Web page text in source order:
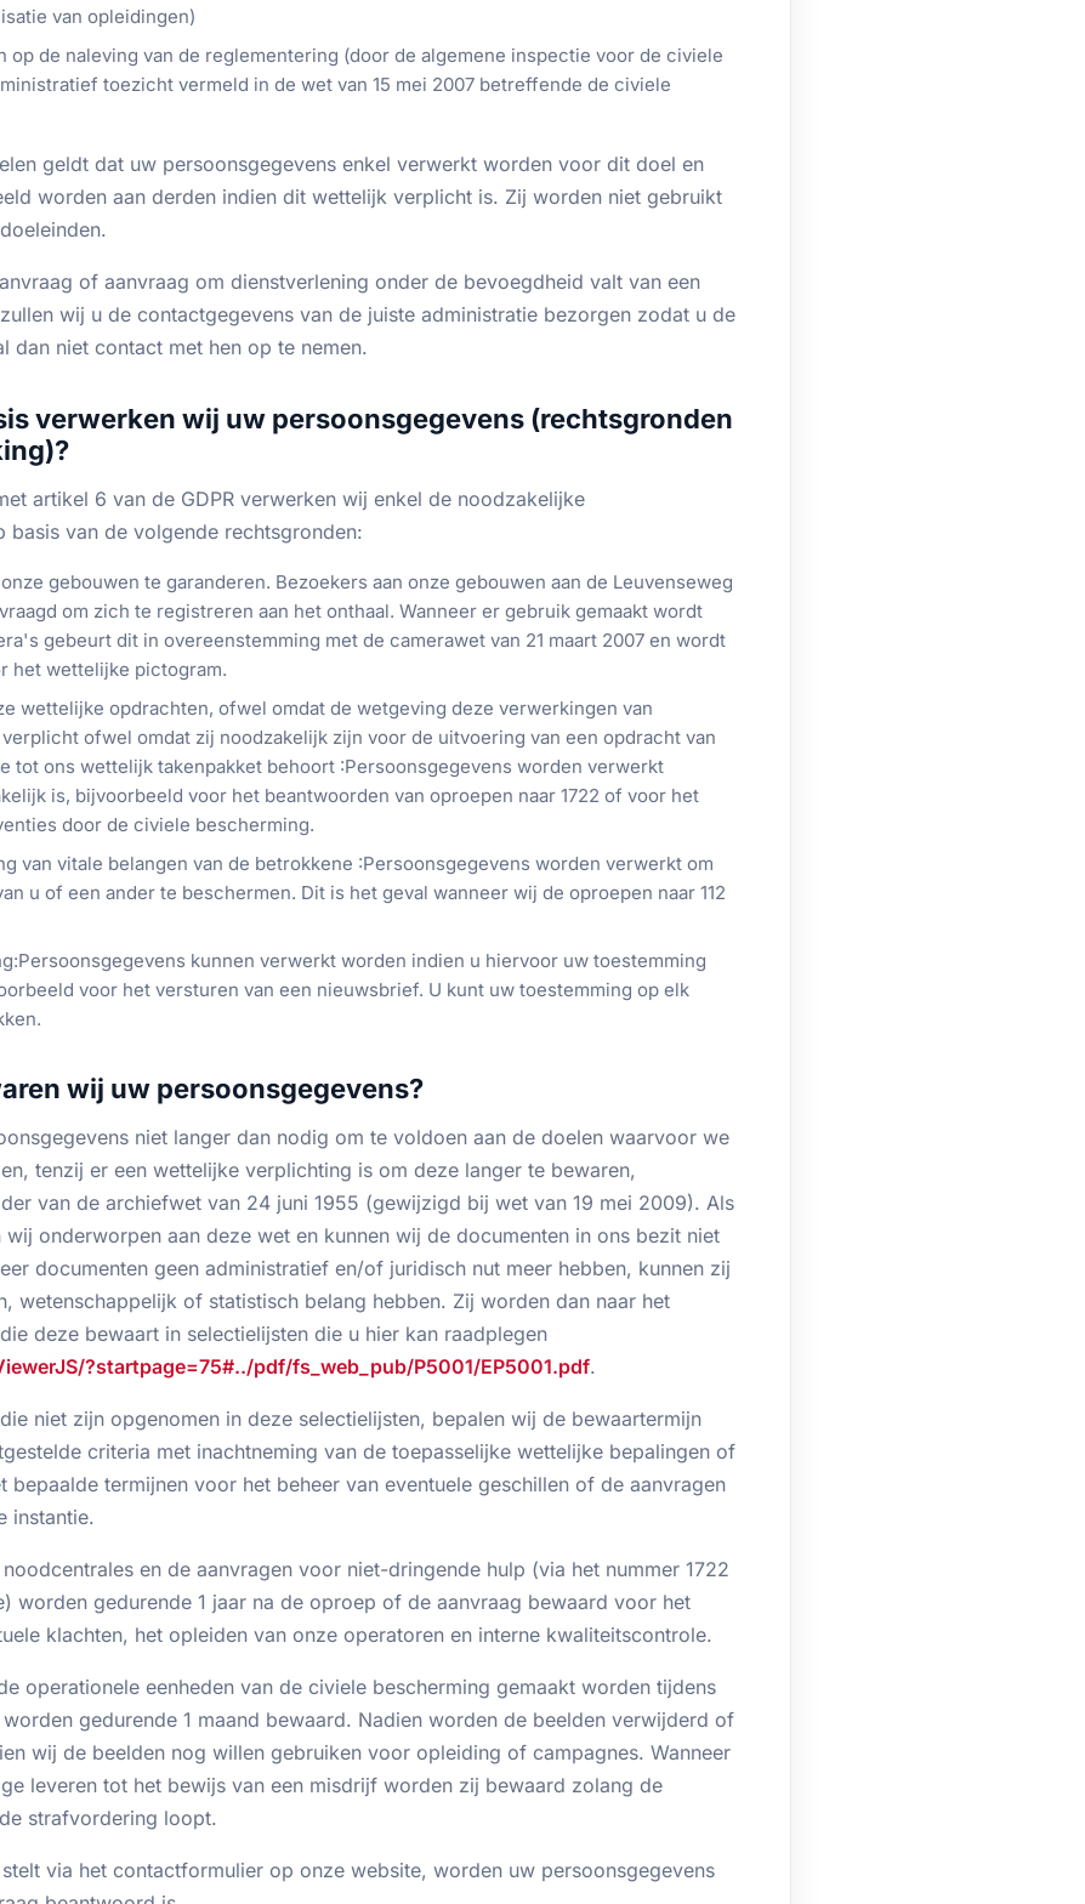
van opleidingen)
op de naleving van de reglementering (door de algemene inspectie voor de civiele
toezicht vermeld in de wet van 15 mei 2007 betreffende de civiele
geldt dat uw persoonsgegevens enkel verwerkt worden voor dit doel en
worden aan derden indien dit wettelijk verplicht is. Zij worden niet gebruikt
of aanvraag om dienstverlening onder de bevoegdheid valt van een
wij u de contactgegevens van de juiste administratie bezorgen zodat u de
dan niet contact met hen op te nemen.
verwerken wij uw persoonsgegevens (rechtsgronden
artikel 6 van de GDPR verwerken wij enkel de noodzakelijke
basis van de volgende rechtsgronden:
gebouwen te garanderen. Bezoekers aan onze gebouwen aan de Leuvenseweg
om zich te registreren aan het onthaal. Wanneer er gebruik gemaakt wordt
gebeurt dit in overeenstemming met de camerawet van 21 maart 2007 en wordt
het wettelijke pictogram.
wettelijke opdrachten, ofwel omdat de wetgeving deze verwerkingen van
ofwel omdat zij noodzakelijk zijn voor de uitvoering van een opdracht van
tot ons wettelijk takenpakket behoort :Persoonsgegevens worden verwerkt
is, bijvoorbeeld voor het beantwoorden van oproepen naar 1722 of voor het
door de civiele bescherming.
van vitale belangen van de betrokkene :Persoonsgegevens worden verwerkt om
u of een ander te beschermen. Dit is het geval wanneer wij de oproepen naar 112
kunnen verwerkt worden indien u hiervoor uw toestemming
voor het versturen van een nieuwsbrief. U kunt uw toestemming op elk
wij uw persoonsgegevens?
niet langer dan nodig om te voldoen aan de doelen waarvoor we
tenzij er een wettelijke verplichting is om deze langer te bewaren,
van de archiefwet van 24 juni 1955 (gewijzigd bij wet van 19 mei 2009). Als
onderworpen aan deze wet en kunnen wij de documenten in ons bezit niet
documenten geen administratief en/of juridisch nut meer hebben, kunnen zij
wetenschappelijk of statistisch belang hebben. Zij worden dan naar het
deze bewaart in selectielijsten die u hier kan raadplegen
?startpage=75#../pdf/fs_web_pub/P5001/EP5001.pdf.
niet zijn opgenomen in deze selectielijsten, bepalen wij de bewaartermijn
criteria met inachtneming van de toepasselijke wettelijke bepalingen of
bepaalde termijnen voor het beheer van eventuele geschillen of de aanvragen
instantie.
en de aanvragen voor niet-dringende hulp (via het nummer 1722
worden gedurende 1 jaar na de oproep of de aanvraag bewaard voor het
klachten, het opleiden van onze operatoren en interne kwaliteitscontrole.
operationele eenheden van de civiele bescherming gemaakt worden tijdens
gedurende 1 maand bewaard. Nadien worden de beelden verwijderd of
wij de beelden nog willen gebruiken voor opleiding of campagnes. Wanneer
leveren tot het bewijs van een misdrijf worden zij bewaard zolang de
strafvordering loopt.
via het contactformulier op onze website, worden uw persoonsgegevens